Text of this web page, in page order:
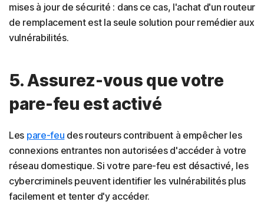
mises à jour de sécurité : dans ce cas, l'achat d'un routeur
de remplacement est la seule solution pour remédier aux
vulnérabilités.
5. Assurez-vous que votre
pare-feu est activé
Les pare-feu des routeurs contribuent à empêcher les
connexions entrantes non autorisées d'accéder à votre
réseau domestique. Si votre pare-feu est désactivé, les
cybercriminels peuvent identifier les vulnérabilités plus
facilement et tenter d'y accéder.